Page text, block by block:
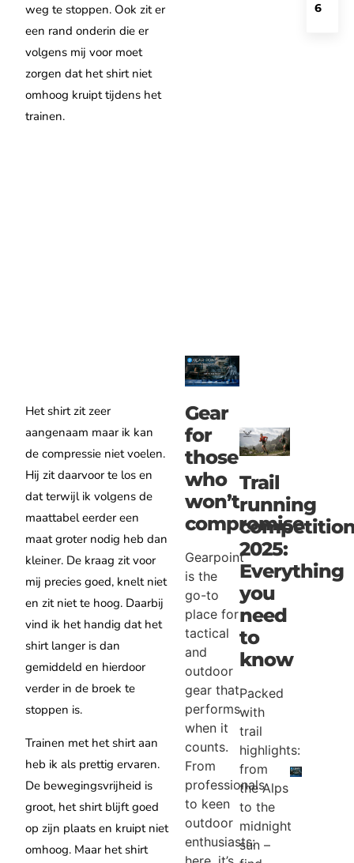
weg te stoppen. Ook zit er
een rand onderin die er
volgens mij voor moet
zorgen dat het shirt niet
omhoog kruipt tijdens het
trainen.
Het shirt zit zeer
aangenaam maar ik kan
de compressie niet voelen.
Hij zit daarvoor te los en
dat terwijl ik volgens de
maattabel eerder een
maat groter nodig heb dan
kleiner. De kraag zit voor
mij precies goed, knelt niet
en zit niet te hoog. Daarbij
vind ik het handig dat het
shirt langer is dan
gemiddeld en hierdoor
verder in de broek te
stoppen is.
Trainen met het shirt aan
heb ik als prettig ervaren.
De bewegingsvrijheid is
groot, het shirt blijft goed
op zijn plaats en kruipt niet
omhoog. Maar het shirt
Gear
for
those
who
won’t
compromise
Gearpoint
is the
go-to
place for
tactical
and
outdoor
gear that
performs
when it
counts.
From
professionals
to keen
outdoor
enthusiasts:
Trail
running
2025:
Everything
you
need
to
know
Packed
with
trail
highlights:
from
the Alps
to the
midnight
sun –
6